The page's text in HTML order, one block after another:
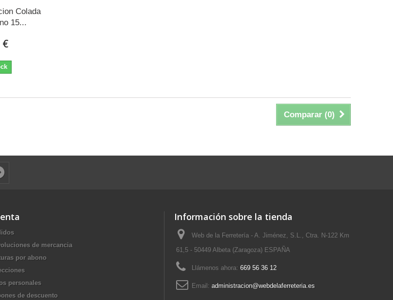
Colada
15...
€
Comparar (0)
de mercancia
por abono
personales
de descuento
Información sobre la tienda
Web de la Ferretería - A. Jiménez, S.L., Ctra. N-122 Km
61,5 - 50449 Albeta (Zaragoza) ESPAÑA
Llámenos ahora: 669 56 36 12
Email: administracion@webdelaferreteria.es